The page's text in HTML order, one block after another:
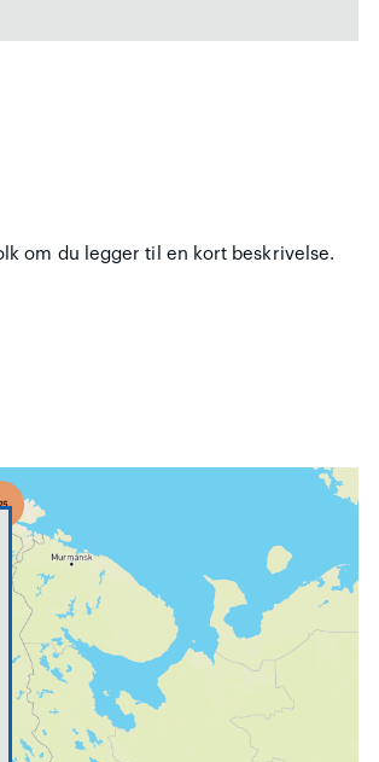
om du legger til en kort beskrivelse.